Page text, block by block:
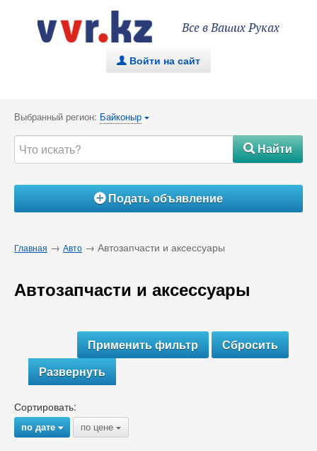
Все в Ваших Руках
. Войти на сайт
Выбранный регион: Байконыр {
#Найти
ÁПодать объявление
Главная → Авто → Автозапчасти и аксессуары
Автозапчасти и аксессуары
Развернуть
Сортировать:
по дате{ по цене {